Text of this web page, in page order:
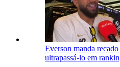
Everson manda
ultrapassá-lo em